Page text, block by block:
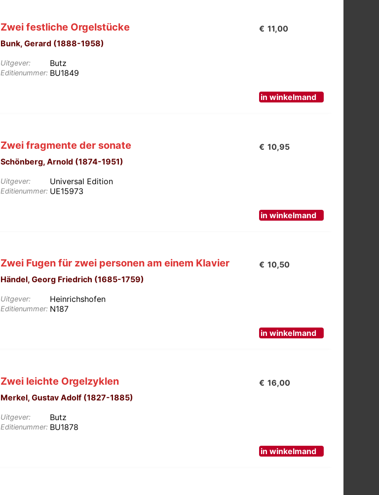
Zwei festliche Orgelstücke
Bunk, Gerard (1888-1958)
Uitgever: Butz
Editienummer: BU1849
€ 11,00
in winkelmand
Zwei fragmente der sonate
Schönberg, Arnold (1874-1951)
Uitgever: Universal Edition
Editienummer: UE15973
€ 10,95
in winkelmand
Zwei Fugen für zwei personen am einem Klavier
Händel, Georg Friedrich (1685-1759)
Uitgever: Heinrichshofen
Editienummer: N187
€ 10,50
in winkelmand
Zwei leichte Orgelzyklen
Merkel, Gustav Adolf (1827-1885)
Uitgever: Butz
Editienummer: BU1878
€ 16,00
in winkelmand